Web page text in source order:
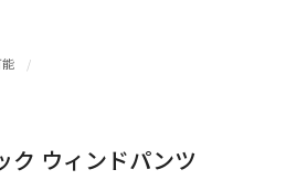
ク ウィンドパンツ